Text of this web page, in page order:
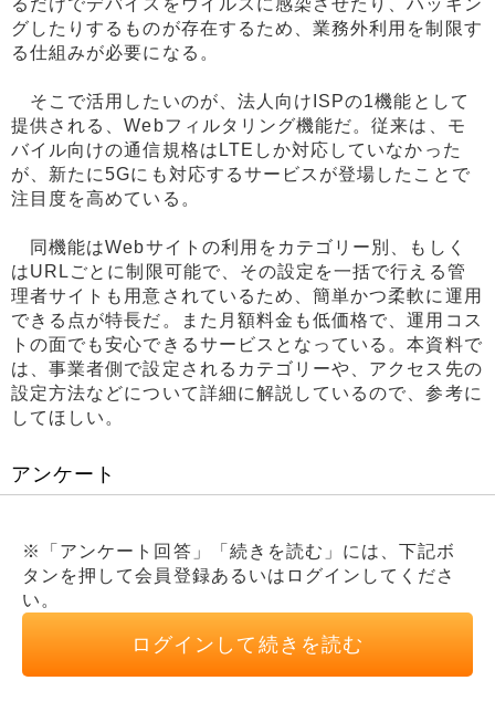
グしたりするものが存在するため、業務外利用を制限す
る仕組みが必要になる。
そこで活用したいのが、法人向けISPの1機能として
提供される、Webフィルタリング機能だ。従来は、モ
バイル向けの通信規格はLTEしか対応していなかった
が、新たに5Gにも対応するサービスが登場したことで
注目度を高めている。
同機能はWebサイトの利用をカテゴリー別、もしく
はURLごとに制限可能で、その設定を一括で行える管
理者サイトも用意されているため、簡単かつ柔軟に運用
できる点が特長だ。また月額料金も低価格で、運用コス
トの面でも安心できるサービスとなっている。本資料で
は、事業者側で設定されるカテゴリーや、アクセス先の
設定方法などについて詳細に解説しているので、参考に
してほしい。
アンケート
※「アンケート回答」「続きを読む」には、下記ボ
タンを押して会員登録あるいはログインしてくださ
い。
ログインして続きを読む